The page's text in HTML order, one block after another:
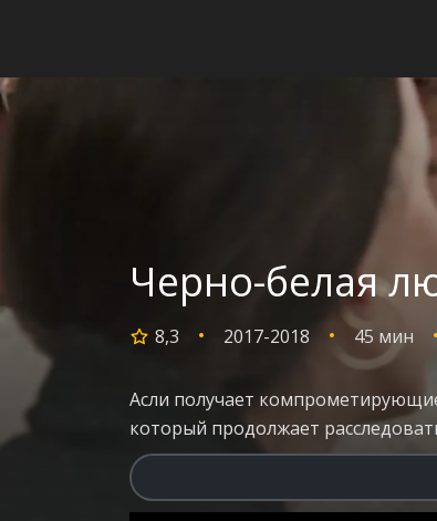
Черно-белая
8,3 2017-2018 45 мин
Асли получает
который продолжает